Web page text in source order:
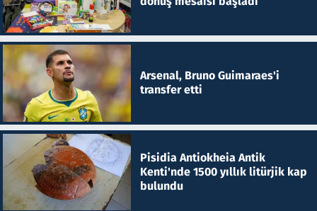
Arsenal, Bruno Guimaraes'i
transfer etti
Pisidia Antiokheia Antik
Kenti'nde 1500 yıllık litürjik kap
bulundu